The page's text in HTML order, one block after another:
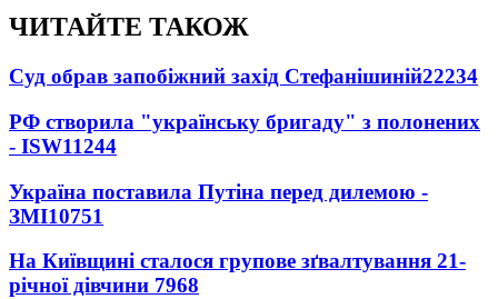
ЧИТАЙТЕ ТАКОЖ
Суд обрав запобіжний захід Стефанішиній22234
РФ створила "українську бригаду" з полонених
- ISW11244
Україна поставила Путіна перед дилемою -
ЗМІ10751
На Київщині сталося групове зґвалтування 21-
річної дівчини 7968